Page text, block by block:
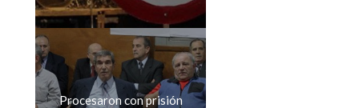
Procesaron con prisión